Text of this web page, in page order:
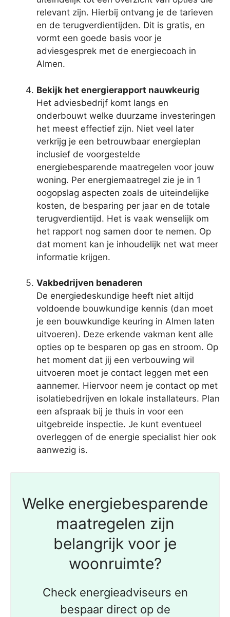
relevant zijn. Hierbij ontvang je de tarieven
en de terugverdientijden. Dit is gratis, en
vormt een goede basis voor je
adviesgesprek met de energiecoach in
Almen.
Bekijk het energierapport nauwkeurig
Het adviesbedrijf komt langs en
onderbouwt welke duurzame investeringen
het meest effectief zijn. Niet veel later
verkrijg je een betrouwbaar energieplan
inclusief de voorgestelde
energiebesparende maatregelen voor jouw
woning. Per energiemaatregel zie je in 1
oogopslag aspecten zoals de uiteindelijke
kosten, de besparing per jaar en de totale
terugverdientijd. Het is vaak wenselijk om
het rapport nog samen door te nemen. Op
dat moment kan je inhoudelijk net wat meer
informatie krijgen.
Vakbedrijven benaderen
De energiedeskundige heeft niet altijd
voldoende bouwkundige kennis (dan moet
je een bouwkundige keuring in Almen laten
uitvoeren). Deze erkende vakman kent alle
opties op te besparen op gas en stroom. Op
het moment dat jij een verbouwing wil
uitvoeren moet je contact leggen met een
aannemer. Hiervoor neem je contact op met
isolatiebedrijven en lokale installateurs. Plan
een afspraak bij je thuis in voor een
uitgebreide inspectie. Je kunt eventueel
overleggen of de energie specialist hier ook
aanwezig is.
Welke energiebesparende
maatregelen zijn
belangrijk voor je
woonruimte?
Check energieadviseurs en
bespaar direct op de